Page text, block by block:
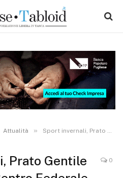
Attualità » Sport invernali, Prato Gentile riconosciuto Centro Federale FISI per skiroll e sci di fondo
Prato Gentile
0